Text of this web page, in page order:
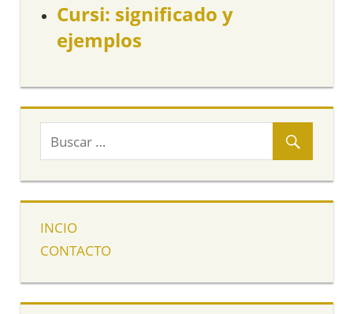
Cursi: significado y
ejemplos
INCIO
CONTACTO